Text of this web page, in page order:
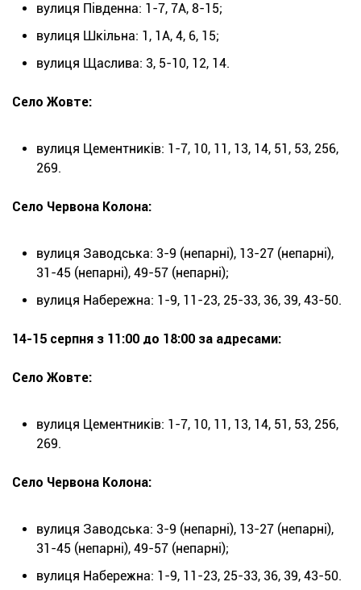
вулиця Південна: 1-7, 7А, 8-15;
вулиця Шкільна: 1, 1А, 4, 6, 15;
вулиця Щаслива: 3, 5-10, 12, 14.
Село Жовте:
вулиця Цементників: 1-7, 10, 11, 13, 14, 51, 53, 256,
269.
Село Червона Колона:
вулиця Заводська: 3-9 (непарні), 13-27 (непарні),
31-45 (непарні), 49-57 (непарні);
вулиця Набережна: 1-9, 11-23, 25-33, 36, 39, 43-50.
14-15 серпня з 11:00 до 18:00 за адресами:
Село Жовте:
вулиця Цементників: 1-7, 10, 11, 13, 14, 51, 53, 256,
269.
Село Червона Колона:
вулиця Заводська: 3-9 (непарні), 13-27 (непарні),
31-45 (непарні), 49-57 (непарні);
вулиця Набережна: 1-9, 11-23, 25-33, 36, 39, 43-50.